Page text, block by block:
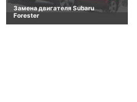
Замена двигателя Subaru
Forester